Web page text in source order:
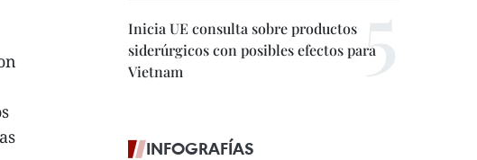
Inicia UE consulta sobre productos
siderúrgicos con posibles efectos para
Vietnam
INFOGRAFÍAS